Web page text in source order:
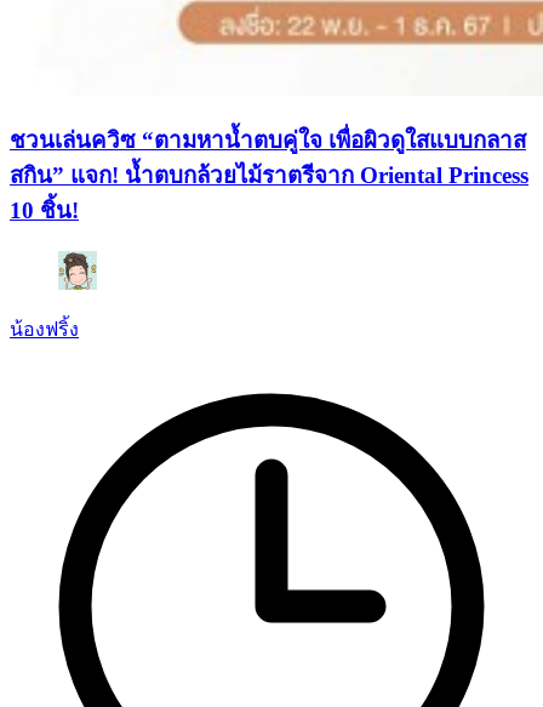
ชวนเล่นควิซ “ตามหาน้ำตบคู่ใจ เพื่อผิวดูใสแบบกลาส
สกิน” แจก! น้ำตบกล้วยไม้ราตรีจาก Oriental Princess
10 ชิ้น!
น้องฟริ้ง